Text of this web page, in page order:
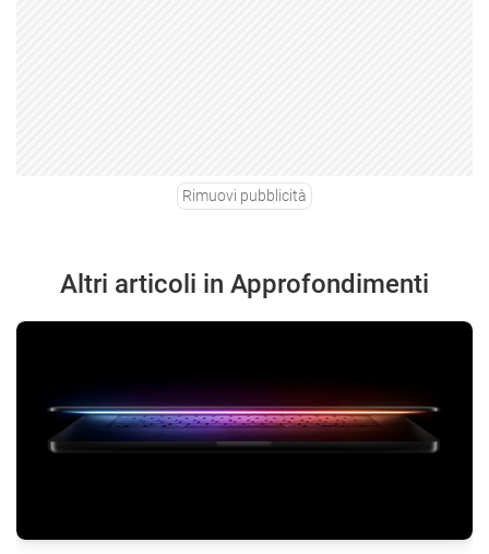
Rimuovi pubblicità
Altri articoli in Approfondimenti